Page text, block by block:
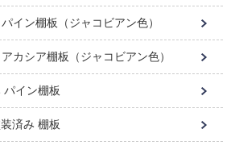
イン棚板（ジャコビアン色）
カシア棚板（ジャコビアン色）
パイン棚板
済み 棚板